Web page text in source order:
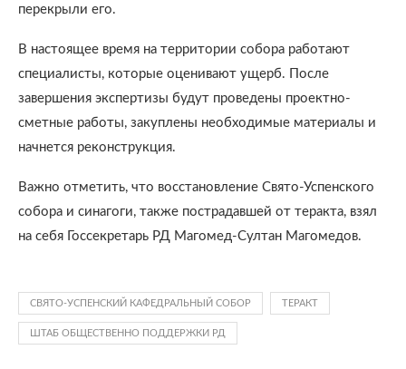
перекрыли его.
В настоящее время на территории собора работают
специалисты, которые оценивают ущерб. После
завершения экспертизы будут проведены проектно-
сметные работы, закуплены необходимые материалы и
начнется реконструкция.
Важно отметить, что восстановление Свято-Успенского
собора и синагоги, также пострадавшей от теракта, взял
на себя Госсекретарь РД Магомед-Султан Магомедов.
СВЯТО-УСПЕНСКИЙ КАФЕДРАЛЬНЫЙ СОБОР ТЕРАКТ
ШТАБ ОБЩЕСТВЕННО ПОДДЕРЖКИ РД